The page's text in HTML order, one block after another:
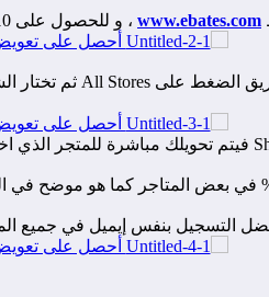
www.ebates.com ، و للحصول على 10$ مجانا يجب اختيارها عند التسجيل كما هو في الصورة. تصلك بعد أول عملية شراء ناجحة.
التسجيل بنفس إيميل في جميع